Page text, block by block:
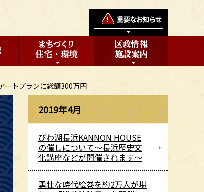
ートプランに総額300万円
2019年4月
びわ湖長浜KANNON HOUSE
の催しについて～長浜歴史文
化講座などが開催されます～
勇壮な時代絵巻を約2万人が堪